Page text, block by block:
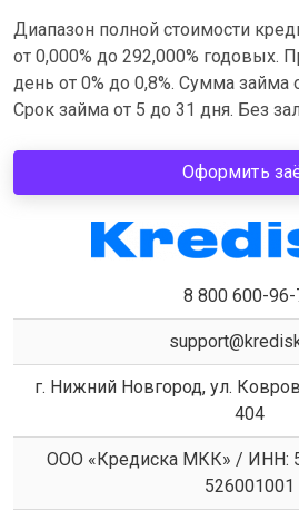
Диапазон полной стоимости
от 0,000% до 292,000% годовых.
день от 0% до 0,8%. Сумма займа
Срок займа от 5 до 31 дня. Без
Оформить
8 800 600-96-
г. Нижний Новгород, ул.
404
ООО «Кредиска МКК» / ИНН:
526001001